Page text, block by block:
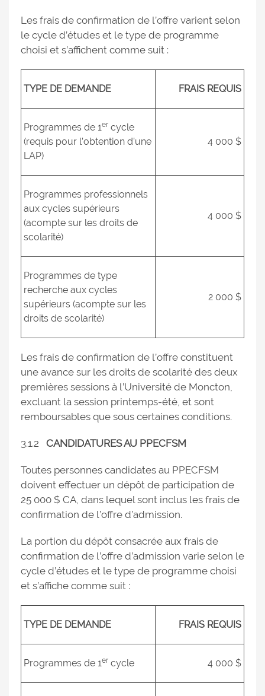
Les frais de confirmation de l’offre varient selon
le cycle d’études et le type de programme
choisi et s’affichent comme suit :
TYPE DE DEMANDE FRAIS REQUIS
Programmes de 1er cycle
(requis pour l’obtention d’une
LAP)
4 000 $
Programmes professionnels
aux cycles supérieurs
(acompte sur les droits de
scolarité)
4 000 $
Programmes de type
recherche aux cycles
supérieurs (acompte sur les
droits de scolarité)
2 000 $
Les frais de confirmation de l’offre constituent
une avance sur les droits de scolarité des deux
premières sessions à l’Université de Moncton,
excluant la session printemps-été, et sont
remboursables que sous certaines conditions.
3.1.2 CANDIDATURES AU PPECFSM
Toutes personnes candidates au PPECFSM
doivent effectuer un dépôt de participation de
25 000 $ CA, dans lequel sont inclus les frais de
confirmation de l’offre d’admission.
La portion du dépôt consacrée aux frais de
confirmation de l’offre d’admission varie selon le
cycle d’études et le type de programme choisi
et s’affiche comme suit :
TYPE DE DEMANDE FRAIS REQUIS
Programmes de 1er cycle 4 000 $